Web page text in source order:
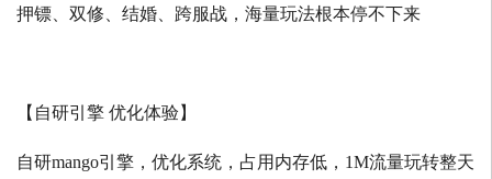
押镖、双修、结婚、跨服战，海量玩法根本停不下来
【自研引擎 优化体验】
自研mango引擎，优化系统，占用内存低， 1M流量玩转整天